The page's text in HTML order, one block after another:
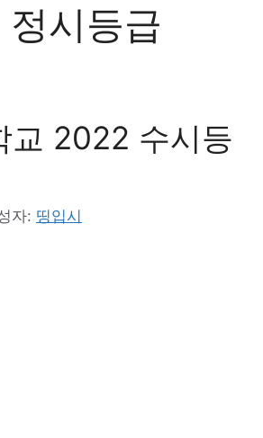
시등급
교 2022 수시등
자: 띵입시